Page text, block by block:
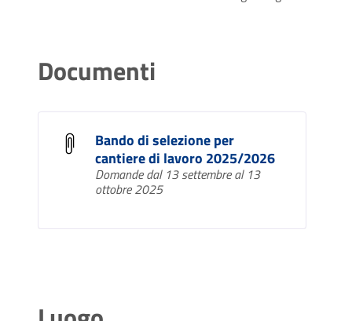
Documenti
Bando di selezione per
cantiere di lavoro 2025/2026
Domande dal 13 settembre al 13
ottobre 2025